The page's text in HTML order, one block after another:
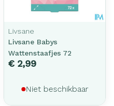
Livsane
Livsane Babys
Wattenstaafjes 72
€ 2,99
Niet beschikbaar